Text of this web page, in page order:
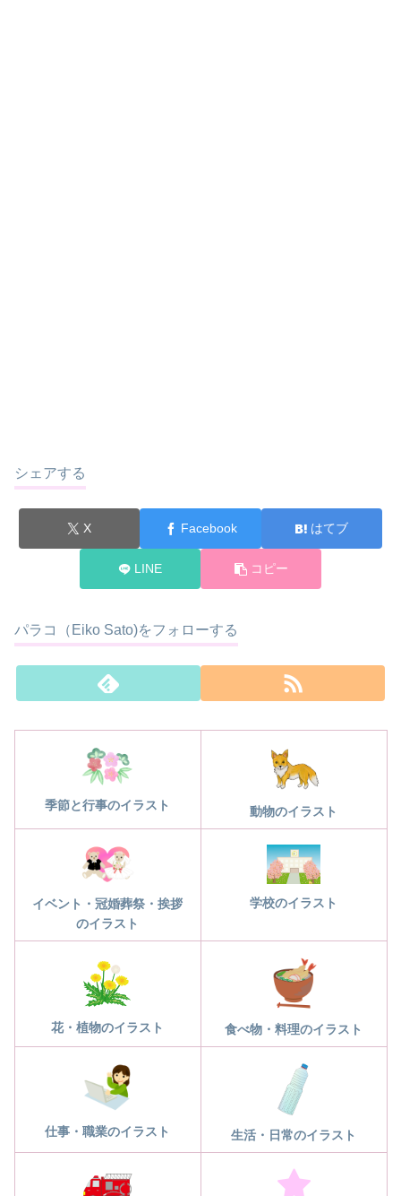
シェアする
X Facebook はてブ
LINE コピー
パラコ（Eiko Sato)をフォローする
季節と行事のイラスト 動物のイラスト
イベント・冠婚葬祭・挨拶
のイラスト
学校のイラスト
花・植物のイラスト 食べ物・料理のイラスト
仕事・職業のイラスト 生活・日常のイラスト